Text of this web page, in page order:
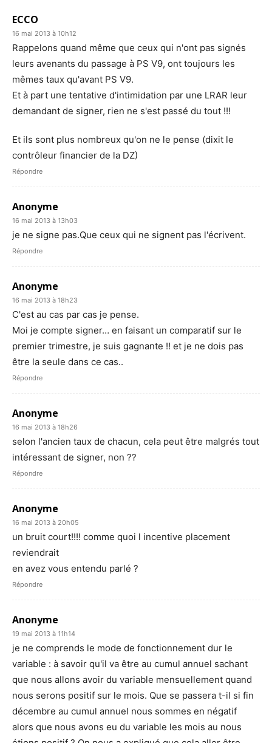
ECCO
16 mai 2013 à 10h12
Rappelons quand même que ceux qui n'ont pas signés
leurs avenants du passage à PS V9, ont toujours les
mêmes taux qu'avant PS V9.
Et à part une tentative d'intimidation par une LRAR leur
demandant de signer, rien ne s'est passé du tout !!!
Et ils sont plus nombreux qu'on ne le pense (dixit le
contrôleur financier de la DZ)
Répondre
Anonyme
16 mai 2013 à 13h03
je ne signe pas.Que ceux qui ne signent pas l'écrivent.
Répondre
Anonyme
16 mai 2013 à 18h23
C'est au cas par cas je pense.
Moi je compte signer… en faisant un comparatif sur le
premier trimestre, je suis gagnante !! et je ne dois pas
être la seule dans ce cas..
Répondre
Anonyme
16 mai 2013 à 18h26
selon l'ancien taux de chacun, cela peut être malgrés tout
intéressant de signer, non ??
Répondre
Anonyme
16 mai 2013 à 20h05
un bruit court!!!! comme quoi l incentive placement
reviendrait
en avez vous entendu parlé ?
Répondre
Anonyme
19 mai 2013 à 11h14
je ne comprends le mode de fonctionnement dur le
variable : à savoir qu'il va être au cumul annuel sachant
que nous allons avoir du variable mensuellement quand
nous serons positif sur le mois. Que se passera t-il si fin
décembre au cumul annuel nous sommes en négatif
alors que nous avons eu du variable les mois au nous